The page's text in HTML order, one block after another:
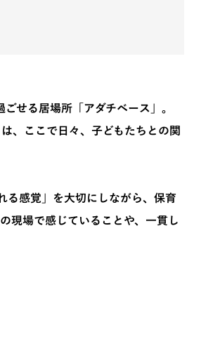
せる居場所「アダチベース」。
、ここで日々、子どもたちとの関
る感覚」を大切にしながら、保育
現場で感じていることや、一貫し